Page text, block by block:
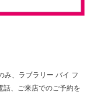
み、ラブラリー バイ フ
話、ご来店でのご予約を